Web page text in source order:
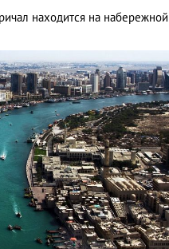
находится на набережной